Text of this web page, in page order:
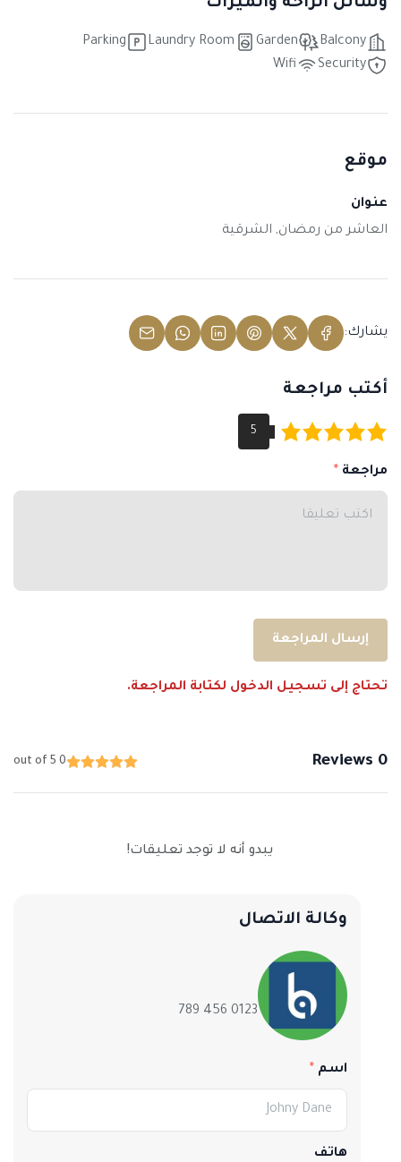
Balcony
Garden
Laundry Room
Parking
Security
Wifi
موقع
عنوان
العاشر من رمضان, الشرقية
يشارك:
أكتب مراجعة
مراجعة
إرسال المراجعة
تحتاج إلى تسجيل الدخول لكتابة المراجعة.
0 Reviews
0 out of 5
يبدو أنه لا توجد تعليقات!
وكالة الاتصال
0123 456 789
اسم
هاتف